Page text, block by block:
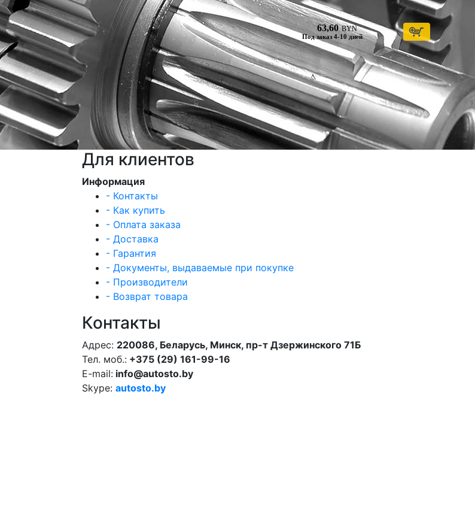
Под заказ 4-10 дней
63,60 BYN
Для клиентов
Информация
- Контакты
- Как купить
- Оплата заказа
- Доставка
- Гарантия
- Документы, выдаваемые при покупке
- Производители
- Возврат товара
Контакты
Адрес: 220086, Беларусь, Минск, пр-т Дзержинского 71Б
Тел. моб.: +375 (29) 161-99-16
E-mail: info@autosto.by
Skype: autosto.by